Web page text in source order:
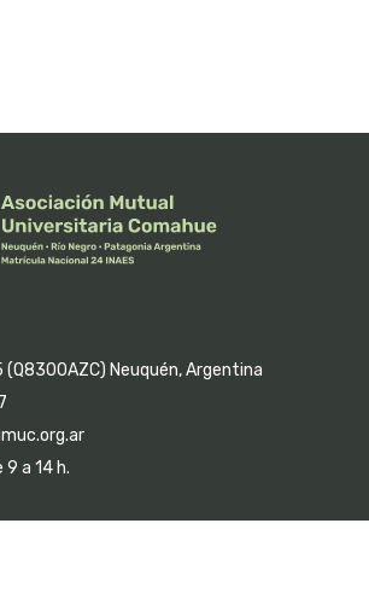
(Q8300AZC) Neuquén, Argentina
9 a 14 h.